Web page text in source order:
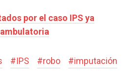
por el caso IPS ya
#IPS #robo #imputación